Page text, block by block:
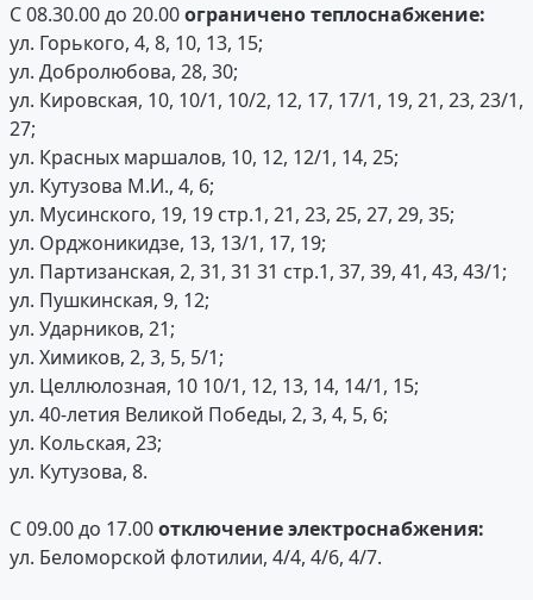
С 08.30.00 до 20.00ограничено теплоснабжение:
ул. Горького, 4, 8, 10, 13, 15;
ул. Добролюбова, 28, 30;
ул. Кировская, 10, 10/1, 10/2, 12, 17, 17/1, 19, 21, 23, 23/1,
27;
ул. Красных маршалов, 10, 12, 12/1, 14, 25;
ул. Кутузова М.И., 4, 6;
ул. Мусинского, 19, 19 стр.1, 21, 23, 25, 27, 29, 35;
ул. Орджоникидзе, 13, 13/1, 17, 19;
ул. Партизанская, 2, 31, 31 31 стр.1, 37, 39, 41, 43, 43/1;
ул. Пушкинская, 9, 12;
ул. Ударников, 21;
ул. Химиков, 2, 3, 5, 5/1;
ул. Целлюлозная, 10 10/1, 12, 13, 14, 14/1, 15;
ул. 40-летия Великой Победы, 2, 3, 4, 5, 6;
ул. Кольская, 23;
ул. Кутузова, 8.
С 09.00 до 17.00отключение электроснабжения:
ул. Беломорской флотилии, 4/4, 4/6, 4/7.